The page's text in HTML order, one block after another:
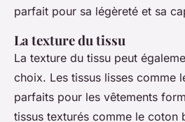
parfait pour sa légèreté et sa
La texture du tissu
La texture du tissu peut
choix. Les tissus lisses comme
parfaits pour les vêtements
tissus texturés comme le coton